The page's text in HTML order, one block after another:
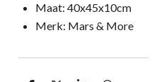
Maat: 40x45x10cm
Merk: Mars & More